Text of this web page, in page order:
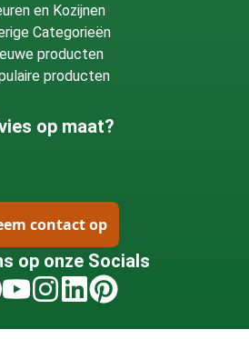
en Kozijnen
Categorieën
producten
producten
op maat?
contact op
op onze Socials